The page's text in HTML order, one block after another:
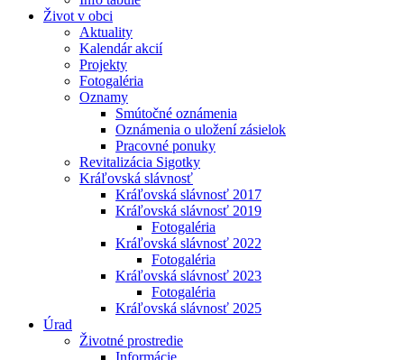
Život v obci
Aktuality
Kalendár akcií
Projekty
Fotogaléria
Oznamy
Smútočné oznámenia
Oznámenia o uložení zásielok
Pracovné ponuky
Revitalizácia Sigotky
Kráľovská slávnosť
Kráľovská slávnosť 2017
Kráľovská slávnosť 2019
Fotogaléria
Kráľovská slávnosť 2022
Fotogaléria
Kráľovská slávnosť 2023
Fotogaléria
Kráľovská slávnosť 2025
Úrad
Životné prostredie